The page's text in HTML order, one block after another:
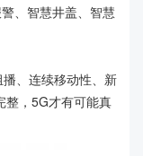
、智慧井盖、智慧
、连续移动性、新
整，5G才有可能真